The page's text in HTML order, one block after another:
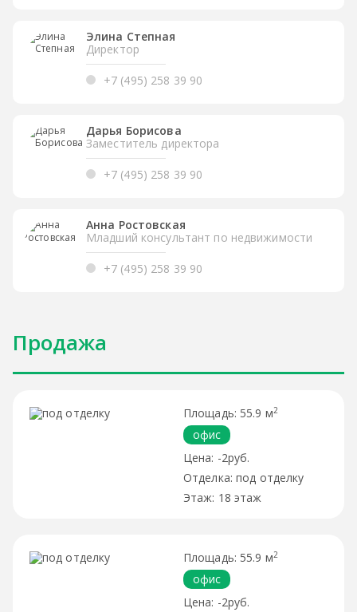
Элина Степная
Директор
+7 (495) 258 39 90
Дарья Борисова
Заместитель директора
+7 (495) 258 39 90
Анна Ростовская
Младший консультант по недвижимости
+7 (495) 258 39 90
Продажа
55.9 м2
офис
-2руб.
под отделку
18 этаж
55.9 м2
офис
-2руб.